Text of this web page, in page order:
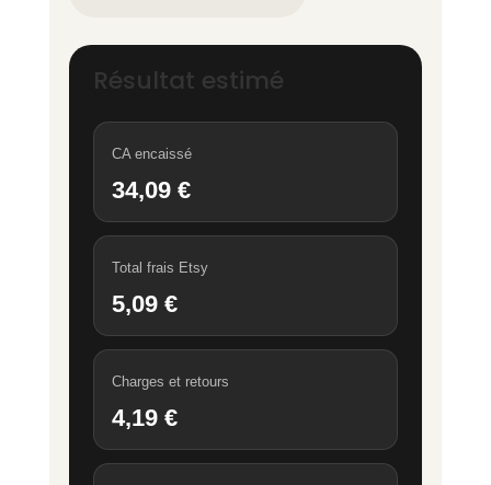
Résultat estimé
CA encaissé
34,09 €
Total frais Etsy
5,09 €
Charges et retours
4,19 €